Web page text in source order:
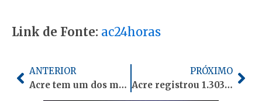
Link de Fonte: ac24horas
Anterior
ANTERIOR
Acre tem um dos menores números de execuções penais por crimes raciais do país
PRÓXIMO
Acre registrou 1.303 notificações de SRAG entre janeiro e maio